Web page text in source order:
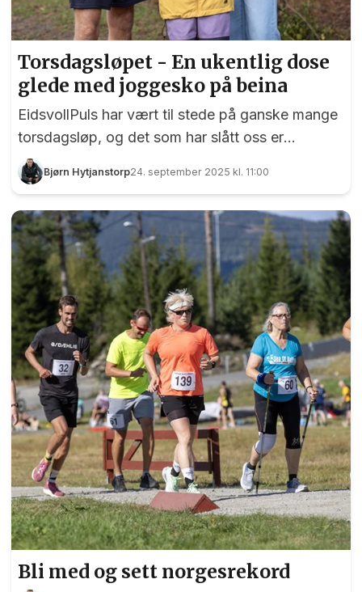
Torsdagsløpet - En ukentlig dose
glede med joggesko på beina
EidsvollPuls har vært til stede på ganske mange
torsdagsløp, og det som har slått oss er
idrettsgleden. Selv om løypene er utfordrende
sitter nemlig smilet løst når deltagerne stormer
livet for øvrig med svinger hit og dit og opp- og
nedturer – men alle kommer i mål..... Smilende
arrangør. Med blytunge bein slang Cato
Rønningen seg med på årets siste utgave av
Torsdagsløpet, men i mål kom han - som mange
andre. Foto: Bjørn Hytjanstorp
Bjørn Hytjanstorp24. september 2025 kl. 11:00
Bli med og sett norgesrekord